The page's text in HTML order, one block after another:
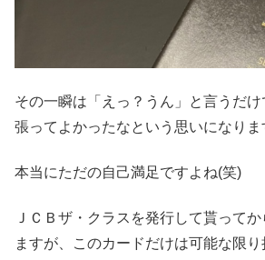
その一瞬は「えっ？うん」と言うだ
張ってよかったなという思いになりま
本当にただの自己満足ですよね(笑)
ＪＣＢザ・クラスを発行して貰って
ますが、このカードだけは可能な限